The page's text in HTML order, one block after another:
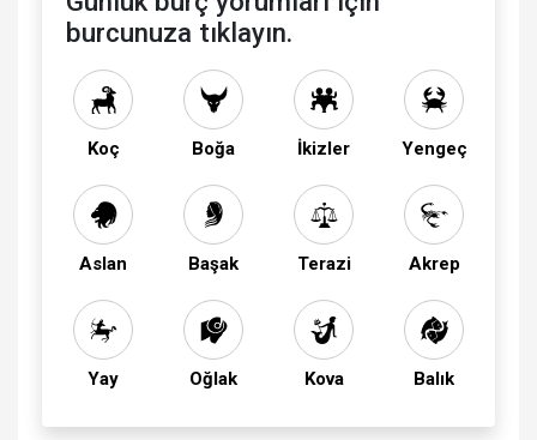
burcunuza tıklayın.
Koç Boğa İkizler Yengeç
Aslan Başak Terazi Akrep
Yay Oğlak Kova Balık